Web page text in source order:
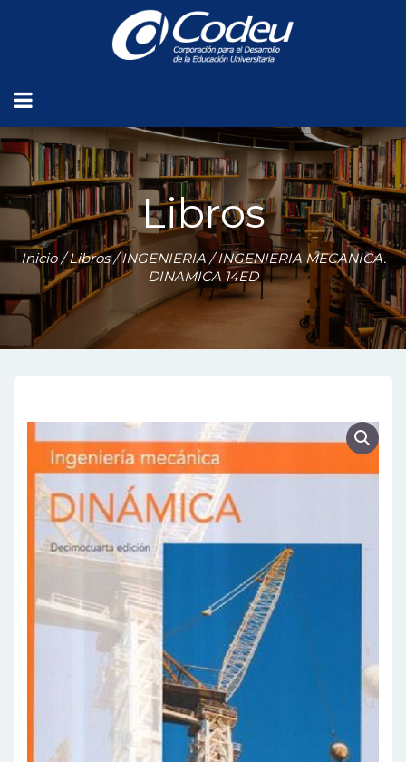
Libros
Inicio/Libros/INGENIERIA/ INGENIERIA MECANICA.
DINAMICA 14ED